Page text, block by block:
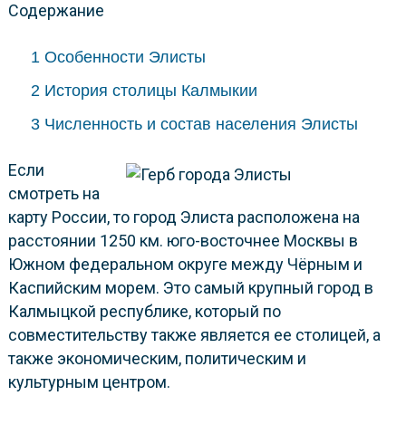
Содержание
1Особенности Элисты
2История столицы Калмыкии
3Численность и состав населения Элисты
Если
смотреть на
карту России, то город Элиста расположена на
расстоянии 1250 км. юго-восточнее Москвы в
Южном федеральном округе между Чёрным и
Каспийским морем. Это самый крупный город в
Калмыцкой республике, который по
совместительству также является ее столицей, а
также экономическим, политическим и
культурным центром.